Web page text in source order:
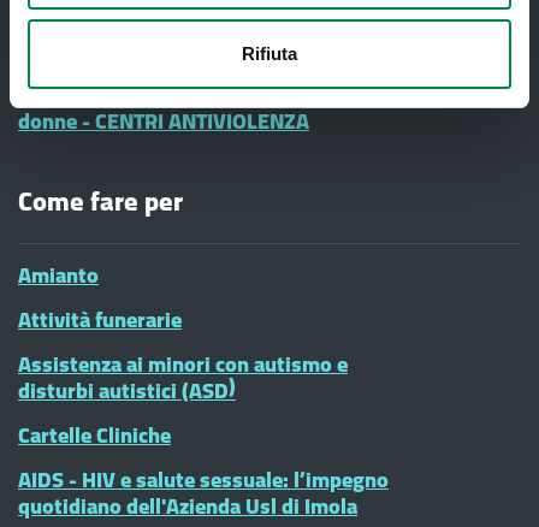
Rifiuta
#diciamoNo alla Violenza contro le
donne - CENTRI ANTIVIOLENZA
Come fare per
Amianto
Attività funerarie
Assistenza ai minori con autismo e
disturbi autistici (ASD)
Cartelle Cliniche
AIDS - HIV e salute sessuale: l’impegno
quotidiano dell'Azienda Usl di Imola